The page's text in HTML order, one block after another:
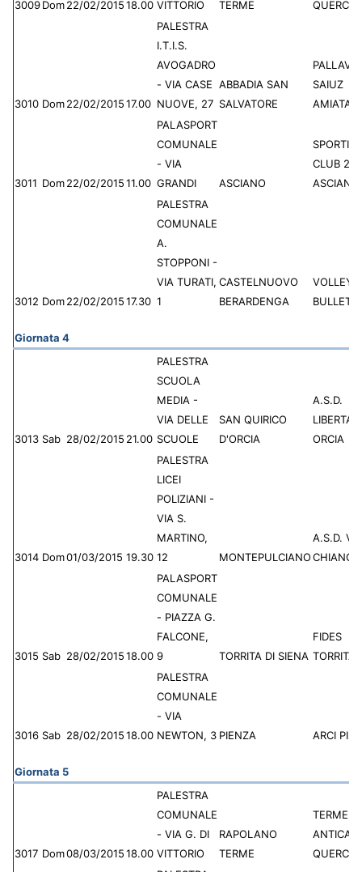
3009Dom22/02/201518.00 VITTORIO TERME
3010 Dom22/02/201517.00
PALESTRA
I.T.I.S.
AVOGADRO
- VIA CASE
NUOVE, 27
ABBADIA SAN
SALVATORE
SAIUZ
AMIATA
3011 Dom22/02/201511.00
PALASPORT
COMUNALE
- VIA
GRANDI
ASCIANO
CLUB
3012 Dom22/02/201517.30
PALESTRA
COMUNALE
A.
STOPPONI -
VIA TURATI,
1
CASTELNUOVO
BERARDENGA
VOLLEY
Giornata 4
3013 Sab 28/02/2015 21.00
PALESTRA
SCUOLA
MEDIA -
VIA DELLE
SCUOLE
SAN QUIRICO
D'ORCIA
A.S.D.
LIBERTAS
ORCIA
3014 Dom01/03/2015 19.30
PALESTRA
LICEI
POLIZIANI -
VIA S.
MARTINO,
12
MONTEPULCIANO
A.S.D.
3015 Sab 28/02/201518.00
PALASPORT
COMUNALE
- PIAZZA G.
FALCONE,
9
TORRITA DI SIENA
FIDES
TORRITA
3016 Sab 28/02/201518.00
PALESTRA
COMUNALE
- VIA
NEWTON, 3 PIENZA ARCI
Giornata 5
3017 Dom08/03/201518.00
PALESTRA
COMUNALE
- VIA G. DI
VITTORIO
RAPOLANO
TERME
TERME
ANTICA